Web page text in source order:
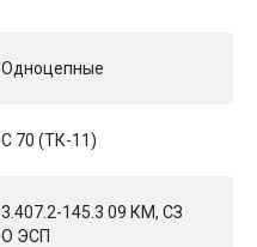
Одноцепные
С 70 (ТК-11)
3.407.2-145.3 09 КМ, СЗ
О ЭСП